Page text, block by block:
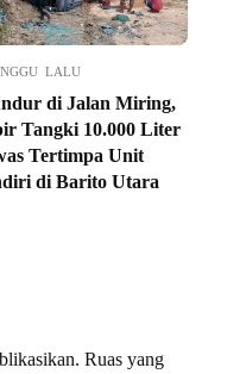
LALU
di Jalan Miring,
Tangki 10.000 Liter
Tertimpa Unit
di Barito Utara
Ruas yang